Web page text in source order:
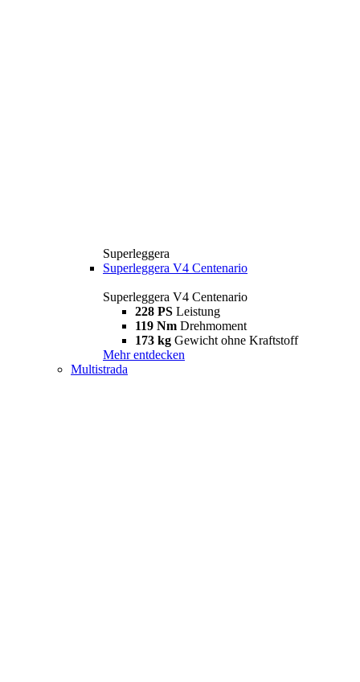
Superleggera
Superleggera V4 Centenario
Superleggera V4 Centenario
228 PS Leistung
119 Nm Drehmoment
173 kg Gewicht ohne Kraftstoff
Mehr entdecken
Multistrada